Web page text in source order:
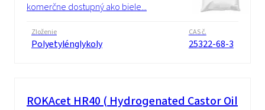
komerčne dostupný ako biele...
Zloženie
Polyetylénglykoly
CAS č.
25322-68-3
ROKAcet HR40 ( Hydrogenated Castor Oil